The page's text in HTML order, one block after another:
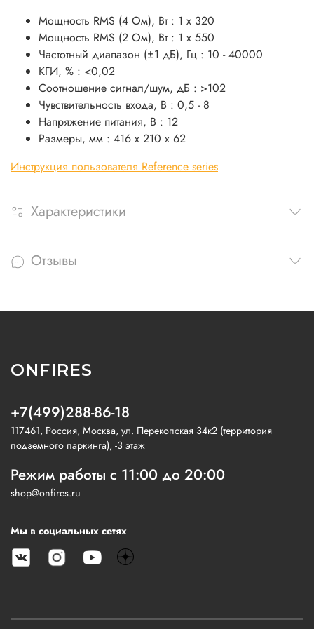
Мощность RMS (4 Ом), Вт : 1 x 320
Мощность RMS (2 Ом), Вт : 1 x 550
Частотный диапазон (±1 дБ), Гц : 10 - 40000
КГИ, % : <0,02
Соотношение сигнал/шум, дБ : >102
Чувствительность входа, В : 0,5 - 8
Напряжение питания, В : 12
Размеры, мм : 416 x 210 x 62
Инструкция пользователя Reference series
Характеристики
Отзывы
ONFIRES
+7(499)288-86-18
117461, Россия, Москва, ул. Перекопская 34к2 (территория
подземного паркинга), -3 этаж
Режим работы с 11:00 до 20:00
shop@onfires.ru
Мы в социальных сетях